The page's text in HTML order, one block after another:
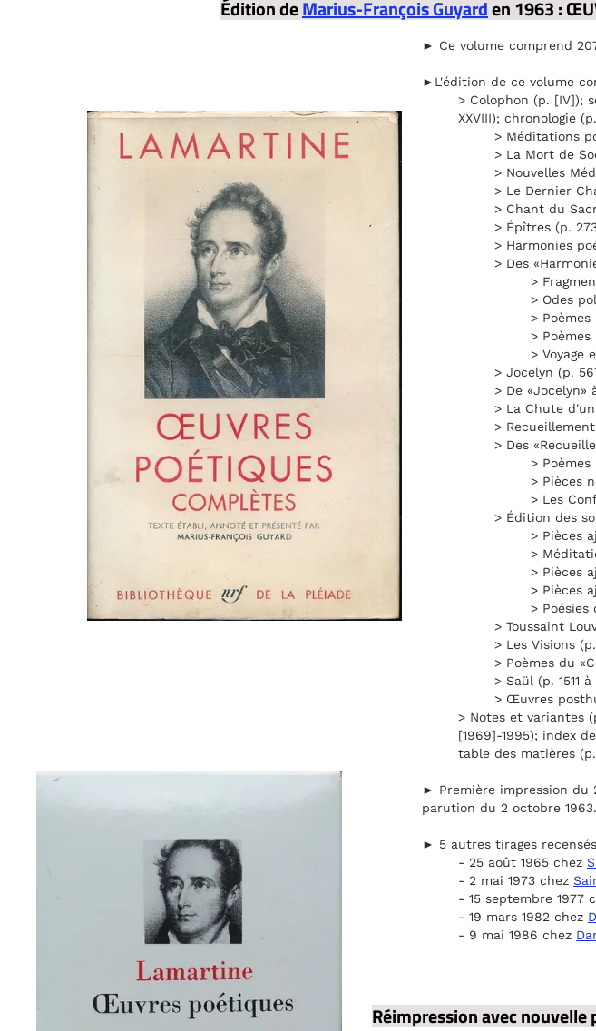
Édition deMarius-François Guyarden 1963 :
► Ce volume comprend
►L'édition de ce volume
> Colophon (p. [IV]);
XXVIII); chronologie
> Méditations
> La Mort de
> Nouvelles
> Le Dernier
> Chant du
> Épîtres (p.
> Harmonies
> Des
>
> Odes
>
>
> Voyage
> Jocelyn (p.
> De «Jocelyn»
> La Chute d'un
>
> Des
> Poèmes
> Pièces
> Les
> Édition des
> Pièces
>
> Pièces
> Pièces
> Poésies
> Toussaint
> Les Visions
> Poèmes du
> Saül (p. 1511 à
> Œuvres
> Notes et variantes
[1969]-1995); index
table des matières (p.
► Première impression du
parution du 2 octobre 1963.
► 5 autres tirages
- 25 août 1965 chez
- 2 mai 1973 chez
- 15 septembre 1977
- 19 mars 1982 chez
- 9 mai 1986 chez
Réimpression avec nouvelle